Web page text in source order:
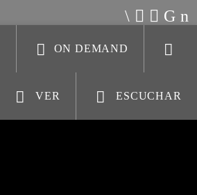
ON DEMAND
ESCUCHAR
VER